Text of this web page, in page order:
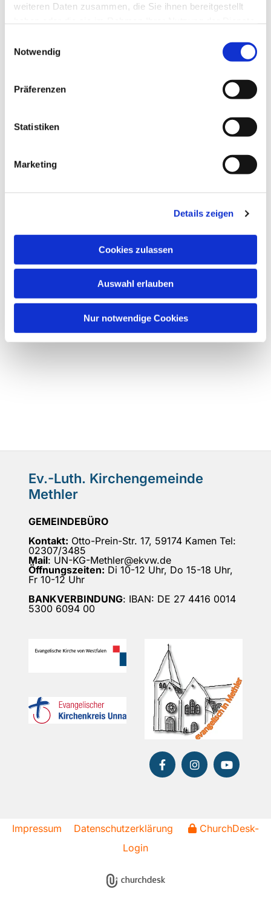
weiteren Daten zusammen, die Sie ihnen bereitgestellt
Notwendig
Präferenzen
Statistiken
Marketing
Details zeigen
Cookies zulassen
Auswahl erlauben
Nur notwendige Cookies
Dies könnte Sie auch
Ev.-Luth. Kirchengemeinde
Methler
GEMEINDEBÜRO
Kontakt: Otto-Prein-Str. 17, 59174 Kamen Tel:
02307/3485
Mail: UN-KG-Methler@ekvw.de
Öffnungszeiten: Di 10-12 Uhr, Do 15-18 Uhr,
Fr 10-12 Uhr
BANKVERBINDUNG: IBAN: DE 27 4416 0014
5300 6094 00
Impressum Datenschutzerklärung
ChurchDesk-
Login